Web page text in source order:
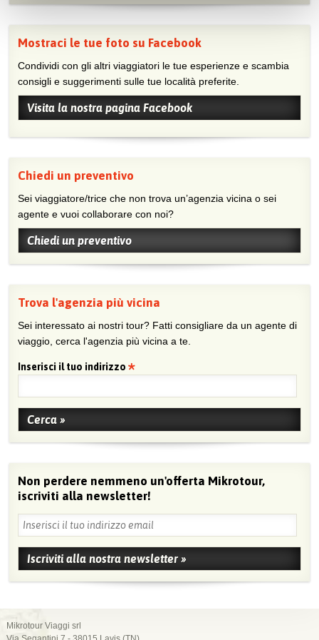
Mostraci le tue foto su Facebook
Condividi con gli altri viaggiatori le tue esperienze e scambia
consigli e suggerimenti sulle tue località preferite.
Visita la nostra pagina Facebook
Chiedi un preventivo
Sei viaggiatore/trice che non trova un’agenzia vicina o sei
agente e vuoi collaborare con noi?
Chiedi un preventivo
Trova l'agenzia più vicina
Sei interessato ai nostri tour? Fatti consigliare da un agente di
viaggio, cerca l'agenzia più vicina a te.
Inserisci il tuo indirizzo
Non perdere nemmeno un'offerta Mikrotour,
iscriviti alla newsletter!
Mikrotour Viaggi srl